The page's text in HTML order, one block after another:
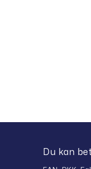
Du kan